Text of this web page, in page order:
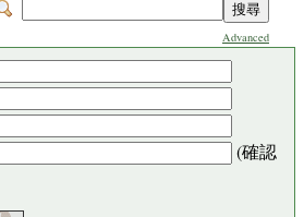
Advanced
(確認